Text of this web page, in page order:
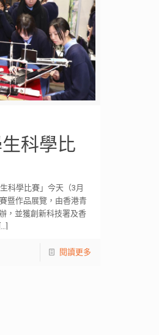
生科學比
科學比賽」今天（3月
暨作品展覽，由香港青
，並獲創新科技署及香
閱讀更多